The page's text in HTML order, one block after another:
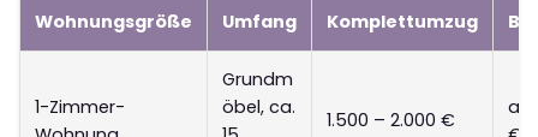
Wohnungsgröße Umfang Komplettumzug
1-Zimmer-
Grundm
öbel, ca.
1.500 – 2.000 €
ab